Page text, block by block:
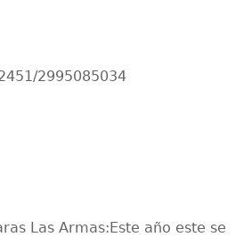
2995085034
Las Armas:Este año este se